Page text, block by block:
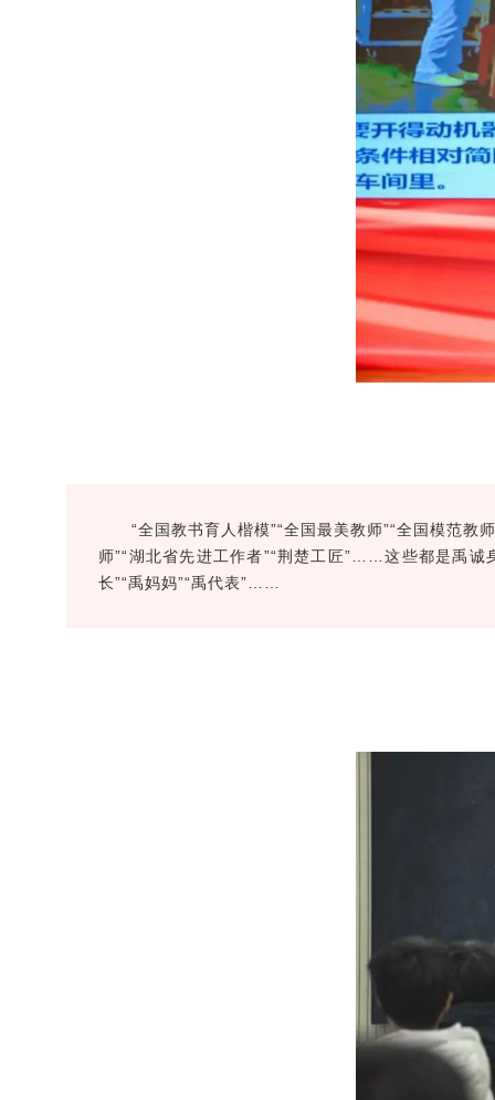
“全国教书育人楷模”“全国最美教师”“全国模范教
师”“湖北省先进工作者”“荆楚工匠”……这些都是禹诚
长”“禹妈妈”“禹代表”……